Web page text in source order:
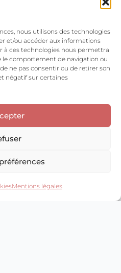
nous utilisons des technologies
et/ou accéder aux informations
à ces technologies nous permettra
le comportement de navigation ou
ne pas consentir ou de retirer son
négatif sur certaines
Mentions légales
à des tiers. Seule
sitearnaud-menard.com
de ses droits permettrait
à l’éventuel
et de modification des
du sitearnaud-
de données sont
des bases de